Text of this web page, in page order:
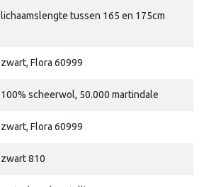
lichaamslengte tussen 165 en 175cm
zwart, Flora 60999
100% scheerwol, 50.000 martindale
zwart, Flora 60999
zwart 810